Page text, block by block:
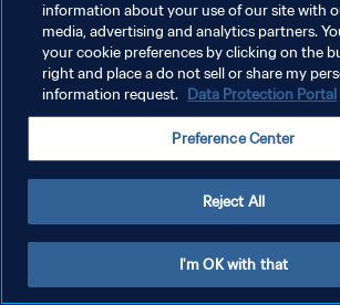
الارتباط
information about your use of our site with
media, advertising and analytics partners.
your cookie preferences by clicking on the
right and place a do not sell or share my
information request. Data Protection Portal
Preference Center
Reject All
I'm OK with that